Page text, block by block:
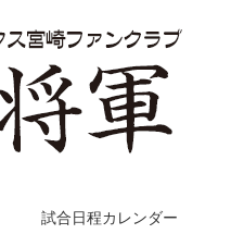
試合日程カレンダー